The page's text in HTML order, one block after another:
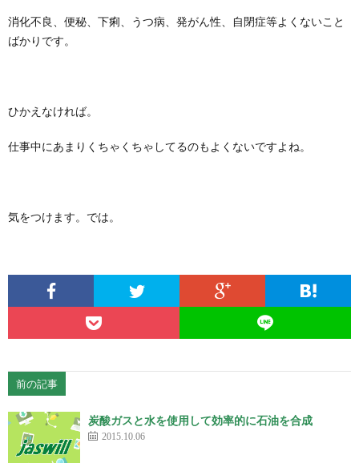
消化不良、便秘、下痢、うつ病、発がん性、自閉症等よくないこと
ばかりです。
ひかえなければ。
仕事中にあまりくちゃくちゃしてるのもよくないですよね。
気をつけます。では。
前の記事
炭酸ガスと水を使用して効率的に石油を合成
2015.10.06